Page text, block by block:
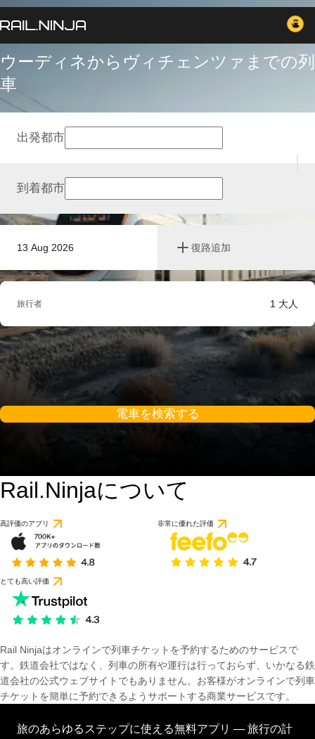
ウーディネからヴィチェンツァまでの列
車
13 Aug 2026 復路追加
出発都市
到着都市
旅行者 1 大人
電車を検索する
Rail.Ninjaについて
高評価のアプリ 非常に優れた評価
とても高い評価
Rail Ninjaはオンラインで列車チケットを予約するためのサービスで
す。鉄道会社ではなく、列車の所有や運行は行っておらず、いかなる鉄
道会社の公式ウェブサイトでもありません。お客様がオンラインで列車
チケットを簡単に予約できるようサポートする商業サービスです。
旅のあらゆるステップに使える無料アプリ — 旅行の計